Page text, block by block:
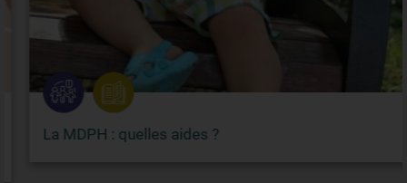
La MDPH : quelles aides ?